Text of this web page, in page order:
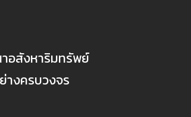
าอสังหาริมทรัพย์
างครบวงจร